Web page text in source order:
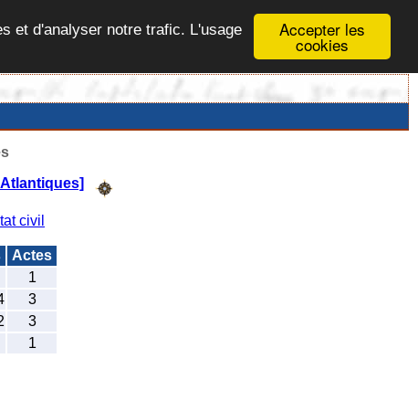
Accepter les
cookies
et d'analyser notre trafic. L'usage
civil
Actes
1
3
3
1